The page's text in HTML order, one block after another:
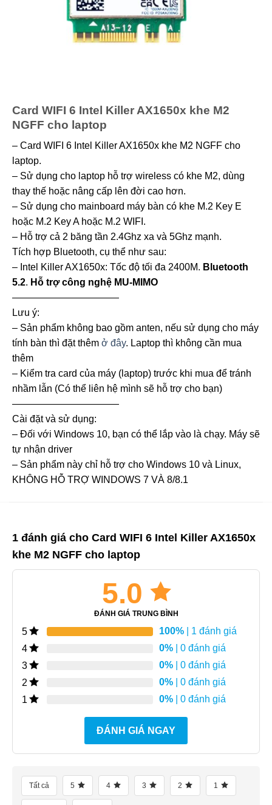
Card WIFI 6 Intel Killer AX1650x khe M2
NGFF cho laptop
– Card WIFI 6 Intel Killer AX1650x khe M2 NGFF cho
laptop.
– Sử dụng cho laptop hỗ trợ wireless có khe M2, dùng
thay thế hoặc nâng cấp lên đời cao hơn.
– Sử dụng cho mainboard máy bàn có khe M.2 Key E
hoặc M.2 Key A hoặc M.2 WIFI.
– Hỗ trợ cả 2 băng tần 2.4Ghz xa và 5Ghz mạnh.
Tích hợp Bluetooth, cụ thể như sau:
– Intel Killer AX1650x: Tốc độ tối đa 2400M. Bluetooth
5.2. Hỗ trợ công nghệ MU-MIMO
———————————
Lưu ý:
– Sản phẩm không bao gồm anten, nếu sử dụng cho máy
tính bàn thì đặt thêm ở đây. Laptop thì không cần mua
thêm
– Kiểm tra card của máy (laptop) trước khi mua để tránh
nhầm lẫn (Có thể liên hệ mình sẽ hỗ trợ cho bạn)
———————————
Cài đặt và sử dụng:
– Đối với Windows 10, bạn có thể lắp vào là chạy. Máy sẽ
tự nhận driver
– Sản phẩm này chỉ hỗ trợ cho Windows 10 và Linux,
KHÔNG HỖ TRỢ WINDOWS 7 VÀ 8/8.1
1 đánh giá cho Card WIFI 6 Intel Killer AX1650x
khe M2 NGFF cho laptop
5.0
ĐÁNH GIÁ TRUNG BÌNH
5 100% | 1 đánh giá
4
0% | 0 đánh giá
3
0% | 0 đánh giá
2
0% | 0 đánh giá
1
0% | 0 đánh giá
ĐÁNH GIÁ NGAY
Tất cả 5 4 3 2 1